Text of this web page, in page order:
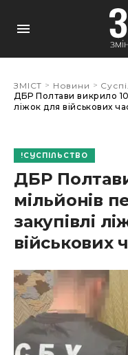
ЗМІСТ > Новини >
ДБР Полтави викрило 10
ліжок для військових
СУСПІЛЬСТВО
ДБР
мільйонів
закупівлі
військових